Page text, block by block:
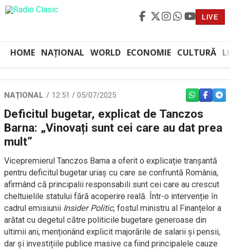
LIVE
HOME NAȚIONAL WORLD ECONOMIE CULTURĂ
NAȚIONAL 12:51 / 05/07/2025 WHATSAPP
Deficitul bugetar, explicat de Tanczos
Barna: „Vinovați sunt cei care au dat prea
mult”
Vicepremierul Tanczos Barna a oferit o explicație tranșantă
pentru deficitul bugetar uriaș cu care se confruntă România,
afirmând că principalii responsabili sunt cei care au crescut
cheltuielile statului fără acoperire reală. Într-o intervenție în
cadrul emisiunii Insider Politic, fostul ministru al Finanțelor a
arătat cu degetul către politicile bugetare generoase din
ultimii ani, menționând explicit majorările de salarii și pensii,
dar și investițiile publice masive ca fiind principalele cauze